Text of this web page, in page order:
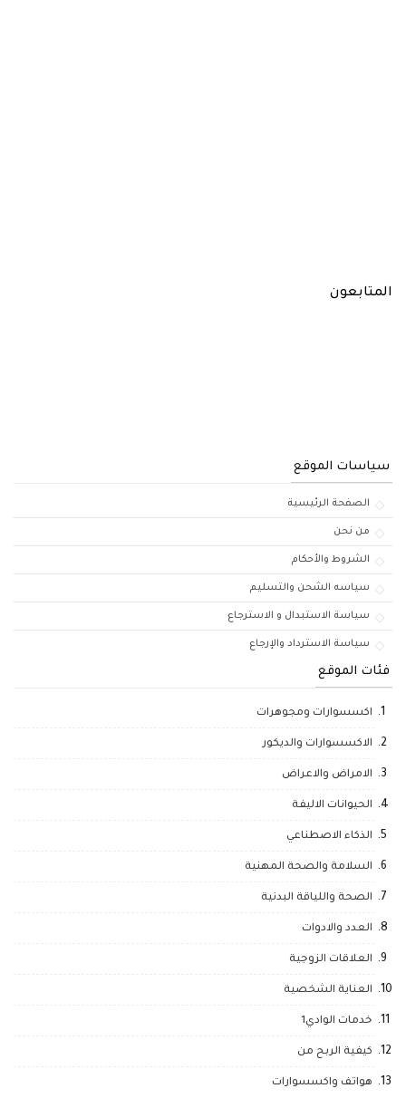
المتابعون
سياسات الموقع
الصفحة الرئيسية
من نحن
الشروط والأحكام
سياسه الشحن والتسليم
سياسة الاستبدال و الاسترجاع
سياسة الاسترداد والإرجاع
فئات الموقع
اكسسوارات ومجوهرات
الاكسسوارات والديكور
الامراض والاعراض
الحيوانات الاليفة
الذكاء الاصطناعي
السلامة والصحة المهنية
الصحة واللياقة البدنية
العدد والادوات
العلاقات الزوجية
العناية الشخصية
خدمات الوادي1
كيفية الربح من
هواتف واكسسوارات